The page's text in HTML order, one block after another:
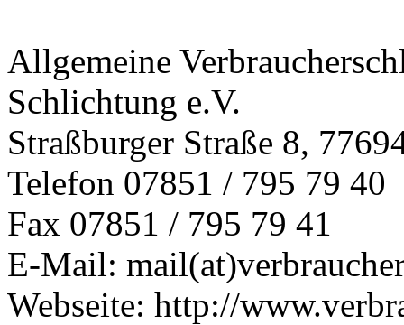
Allgemeine
Schlichtung e.V.
Straßburger Straße 8,
Telefon 07851 / 795 79 40
Fax 07851 / 795 79 41
E-Mail:
Webseite: http://